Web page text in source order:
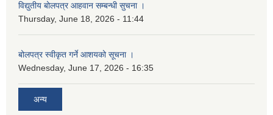
विद्युतीय बोलपत्र आहवान सम्बन्धी सुचना ।
Thursday, June 18, 2026 - 11:44
बोलपत्र स्वीकृत गर्ने आशयको सूचना ।
Wednesday, June 17, 2026 - 16:35
अन्य